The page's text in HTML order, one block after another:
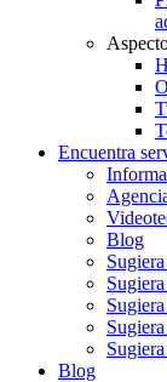
Encuentra
Blog
Blog